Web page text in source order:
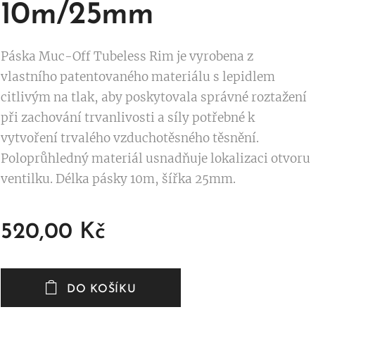
10m/25mm
Páska Muc-Off Tubeless Rim je vyrobena z
vlastního patentovaného materiálu s lepidlem
citlivým na tlak, aby poskytovala správné roztažení
při zachování trvanlivosti a síly potřebné k
vytvoření trvalého vzduchotěsného těsnění.
Poloprůhledný materiál usnadňuje lokalizaci otvoru
ventilku. Délka pásky 10m, šířka 25mm.
520,00 Kč
DO KOŠÍKU